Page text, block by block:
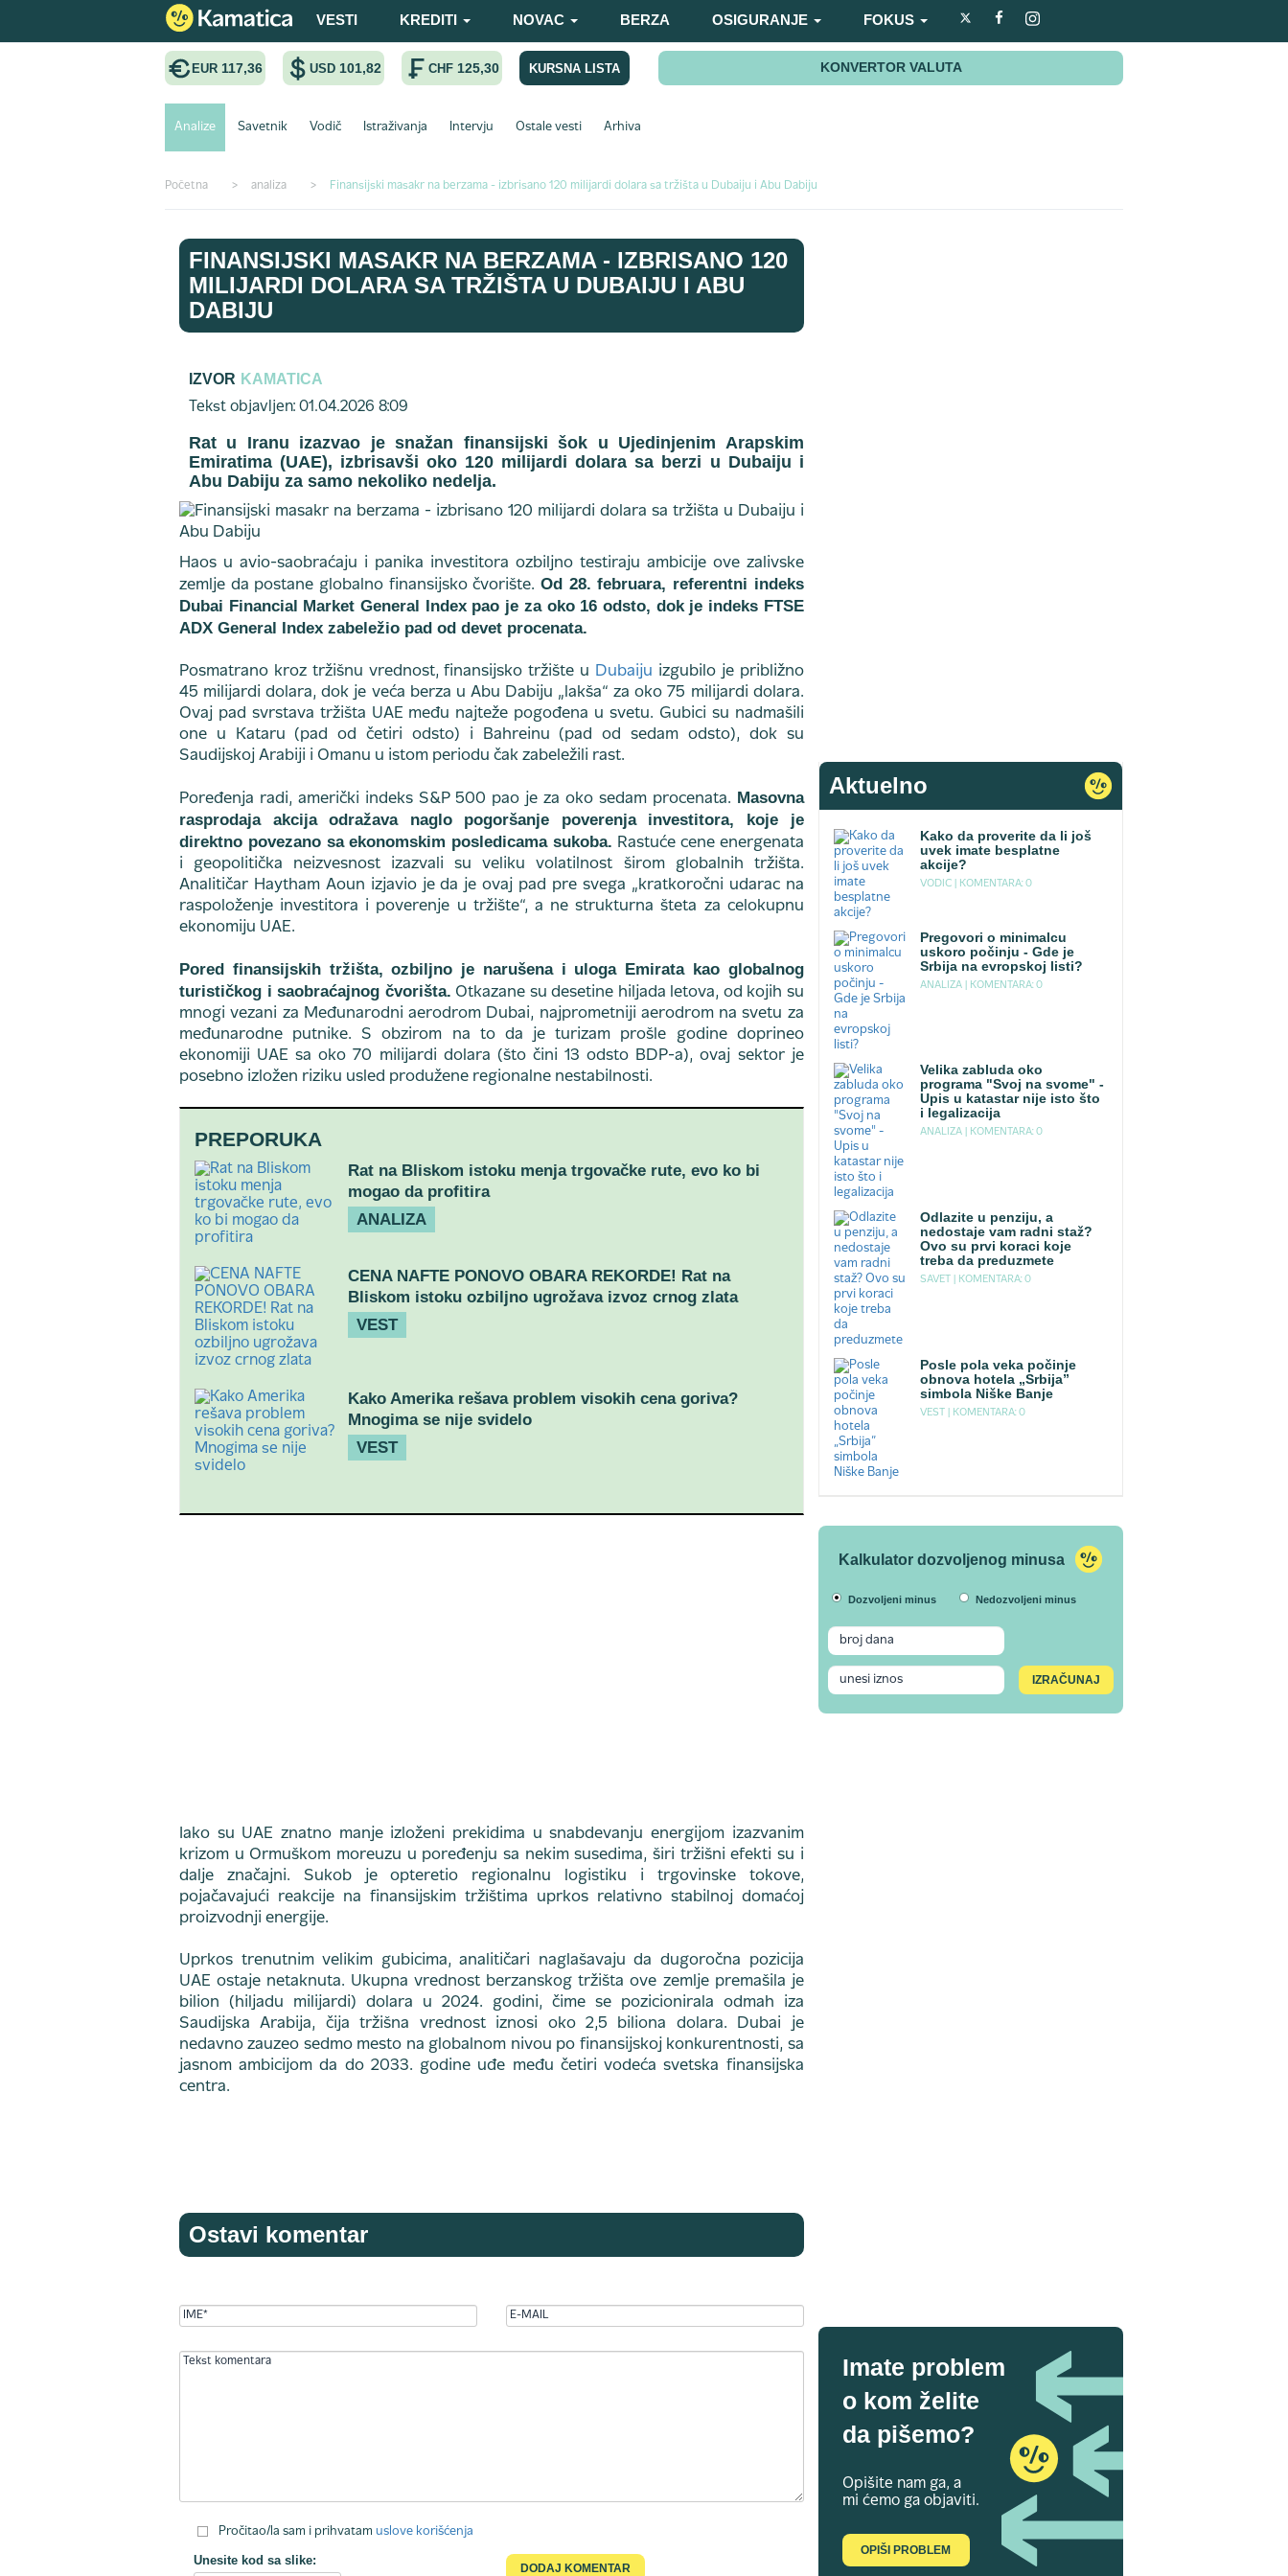
VESTI KREDITI NOVAC BERZA OSIGURANJE FOKUS
EUR 117,36 USD 101,82 CHF 125,30 KURSNA LISTA KONVERTOR VALUTA
Analize Savetnik Vodič Istraživanja Intervju Ostale vesti Arhiva
Početna > analiza > Finansijski masakr na berzama - izbrisano 120 milijardi dolara sa tržišta u Dubaiju i Abu Dabiju
FINANSIJSKI MASAKR NA BERZAMA - IZBRISANO 120
MILIJARDI DOLARA SA TRŽIŠTA U DUBAIJU I ABU
DABIJU
IZVOR KAMATICA
Tekst objavljen: 01.04.2026 8:09
Rat u Iranu izazvao je snažan finansijski šok u Ujedinjenim Arapskim
Emiratima (UAE), izbrisavši oko 120 milijardi dolara sa berzi u Dubaiju i
Abu Dabiju za samo nekoliko nedelja.
Haos u avio-saobraćaju i panika investitora ozbiljno testiraju ambicije ove zalivske
zemlje da postane globalno finansijsko čvorište. Od 28. februara, referentni indeks
Dubai Financial Market General Index pao je za oko 16 odsto, dok je indeks FTSE
ADX General Index zabeležio pad od devet procenata.
Posmatrano kroz tržišnu vrednost, finansijsko tržište u Dubaiju izgubilo je približno
45 milijardi dolara, dok je veća berza u Abu Dabiju „lakša“ za oko 75 milijardi dolara.
Ovaj pad svrstava tržišta UAE među najteže pogođena u svetu. Gubici su nadmašili
one u Kataru (pad od četiri odsto) i Bahreinu (pad od sedam odsto), dok su
Saudijskoj Arabiji i Omanu u istom periodu čak zabeležili rast.
Poređenja radi, američki indeks S&P 500 pao je za oko sedam procenata. Masovna
rasprodaja akcija odražava naglo pogoršanje poverenja investitora, koje je
direktno povezano sa ekonomskim posledicama sukoba. Rastuće cene energenata
i geopolitička neizvesnost izazvali su veliku volatilnost širom globalnih tržišta.
Analitičar Haytham Aoun izjavio je da je ovaj pad pre svega „kratkoročni udarac na
raspoloženje investitora i poverenje u tržište“, a ne strukturna šteta za celokupnu
ekonomiju UAE.
Pored finansijskih tržišta, ozbiljno je narušena i uloga Emirata kao globalnog
turističkog i saobraćajnog čvorišta. Otkazane su desetine hiljada letova, od kojih su
mnogi vezani za Međunarodni aerodrom Dubai, najprometniji aerodrom na svetu za
međunarodne putnike. S obzirom na to da je turizam prošle godine doprineo
ekonomiji UAE sa oko 70 milijardi dolara (što čini 13 odsto BDP-a), ovaj sektor je
posebno izložen riziku usled produžene regionalne nestabilnosti.
PREPORUKA
Rat na Bliskom istoku menja trgovačke rute, evo ko bi
mogao da profitira
ANALIZA
CENA NAFTE PONOVO OBARA REKORDE! Rat na
Bliskom istoku ozbiljno ugrožava izvoz crnog zlata
VEST
Kako Amerika rešava problem visokih cena goriva?
Mnogima se nije svidelo
VEST
Iako su UAE znatno manje izloženi prekidima u snabdevanju energijom izazvanim
krizom u Ormuškom moreuzu u poređenju sa nekim susedima, širi tržišni efekti su i
dalje značajni. Sukob je opteretio regionalnu logistiku i trgovinske tokove,
pojačavajući reakcije na finansijskim tržištima uprkos relativno stabilnoj domaćoj
proizvodnji energije.
Uprkos trenutnim velikim gubicima, analitičari naglašavaju da dugoročna pozicija
UAE ostaje netaknuta. Ukupna vrednost berzanskog tržišta ove zemlje premašila je
bilion (hiljadu milijardi) dolara u 2024. godini, čime se pozicionirala odmah iza
Saudijska Arabija, čija tržišna vrednost iznosi oko 2,5 biliona dolara. Dubai je
nedavno zauzeo sedmo mesto na globalnom nivou po finansijskoj konkurentnosti, sa
jasnom ambicijom da do 2033. godine uđe među četiri vodeća svetska finansijska
centra.
Ostavi komentar
Pročitao/la sam i prihvatam uslove korišćenja
Unesite kod sa slike:
Aktuelno
Kako da proverite da li još
uvek imate besplatne
akcije?
VODIC | KOMENTARA: 0
Pregovori o minimalcu
uskoro počinju - Gde je
Srbija na evropskoj listi?
ANALIZA | KOMENTARA: 0
Velika zabluda oko
programa "Svoj na svome" -
Upis u katastar nije isto što
i legalizacija
ANALIZA | KOMENTARA: 0
Odlazite u penziju, a
nedostaje vam radni staž?
Ovo su prvi koraci koje
treba da preduzmete
SAVET | KOMENTARA: 0
Posle pola veka počinje
obnova hotela „Srbija”
simbola Niške Banje
VEST | KOMENTARA: 0
Kalkulator dozvoljenog minusa
Dozvoljeni minus Nedozvoljeni minus
Imate problem
o kom želite
da pišemo?
Opišite nam ga, a
mi ćemo ga objaviti.
OPIŠI PROBLEM